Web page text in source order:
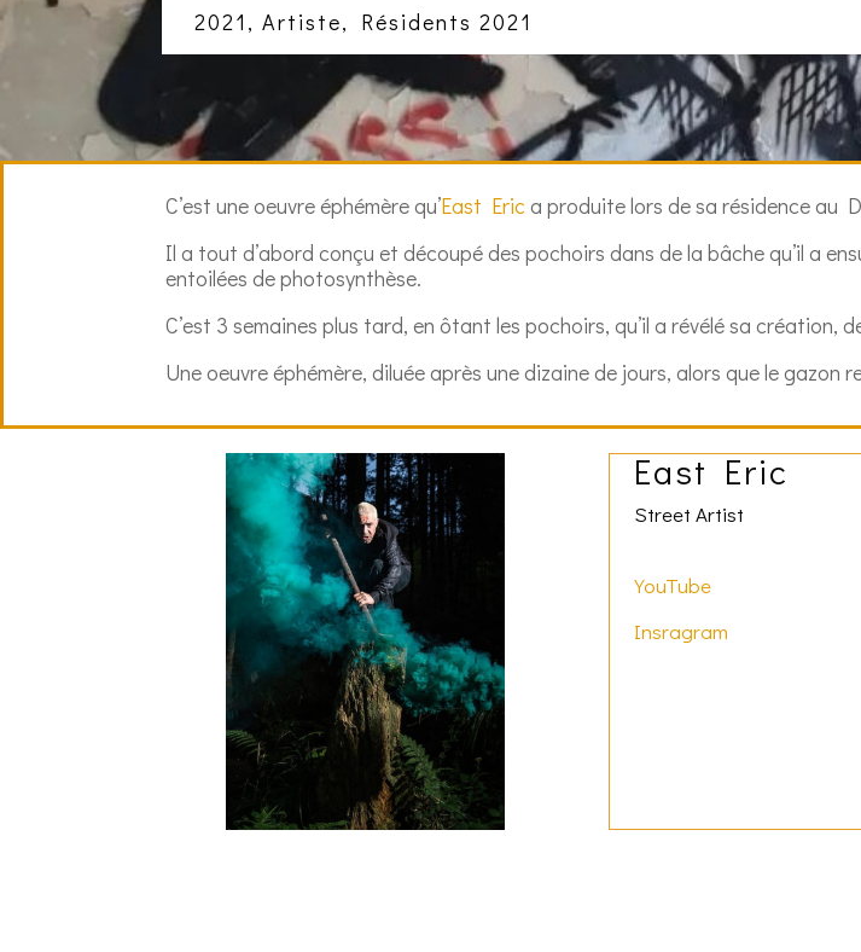
2021 ,Artiste, Résidents 2021
C’est une oeuvre éphémère qu’East Erica produite lors de sa résidence au
Il a tout d’abord conçu et découpé des pochoirs dans de la bâche qu’il a
entoilées de photosynthèse.
C’est 3 semaines plus tard, en ôtant les pochoirs, qu’il a révélé sa création,
Une oeuvre éphémère, diluée après une dizaine de jours, alors que le gazon
East Eric
Street Artist
YouTube
Insragram